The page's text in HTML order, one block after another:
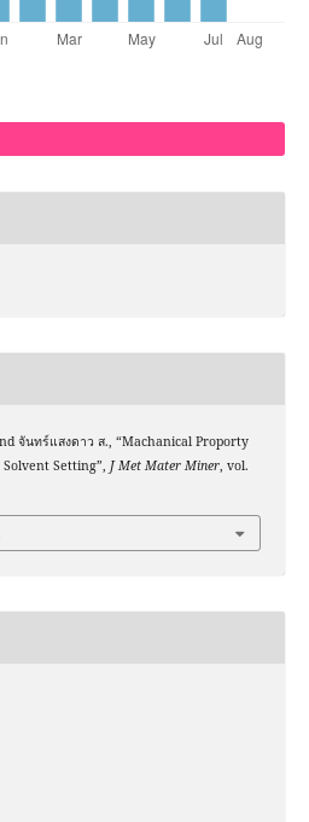
จันทร์แสงดาว ส., “Machanical Proporty
Setting”, J Met Mater Miner, vol.